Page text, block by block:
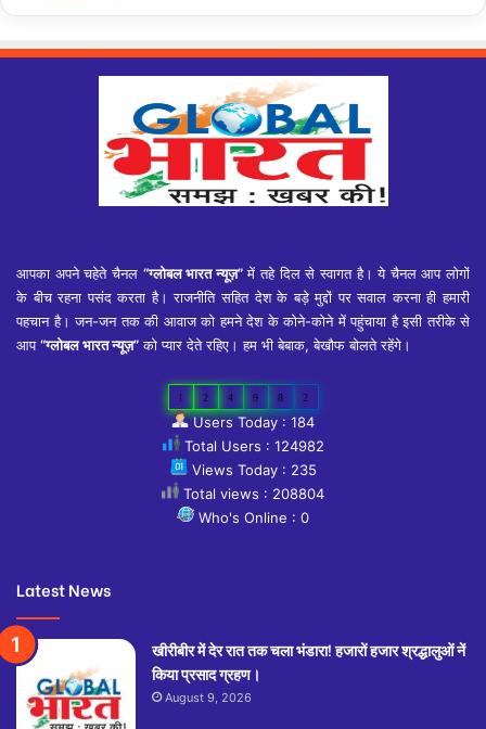
आपका अपने चहेते चैनल “ग्लोबल भारत न्यूज़”में तहे दिल से स्वागत है। ये चैनल आप लोगों
के बीच रहना पसंद करता है। राजनीति सहित देश के बड़े मुद्दों पर सवाल करना ही हमारी
पहचान है। जन-जन तक की आवाज को हमने देश के कोने-कोने में पहुंचाया है इसी तरीके से
आप“ग्लोबल भारत न्यूज़”को प्यार देते रहिए। हम भी बेबाक, बेखौफ बोलते रहेंगे।
1 2 4 9 8 2
Users Today : 184
Total Users : 124982
Views Today : 235
Total views : 208804
Who's Online : 0
Latest News
खीरीबीर में देर रात तक चला भंडारा! हजारों हजार श्रद्धालुओं नें
किया प्रसाद ग्रहण।
August 9, 2026